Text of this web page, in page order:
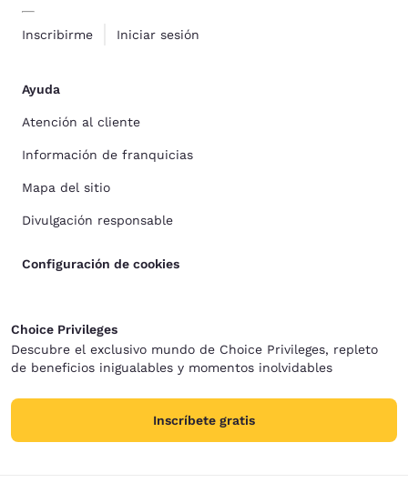
Inscribirme Iniciar sesión
Ayuda
Atención al cliente
Información de franquicias
Mapa del sitio
Divulgación responsable
Configuración de cookies
Choice Privileges
Descubre el exclusivo mundo de Choice Privileges, repleto
de beneficios inigualables y momentos inolvidables
Inscríbete gratis